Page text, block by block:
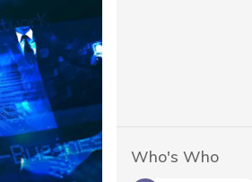
Who's Who